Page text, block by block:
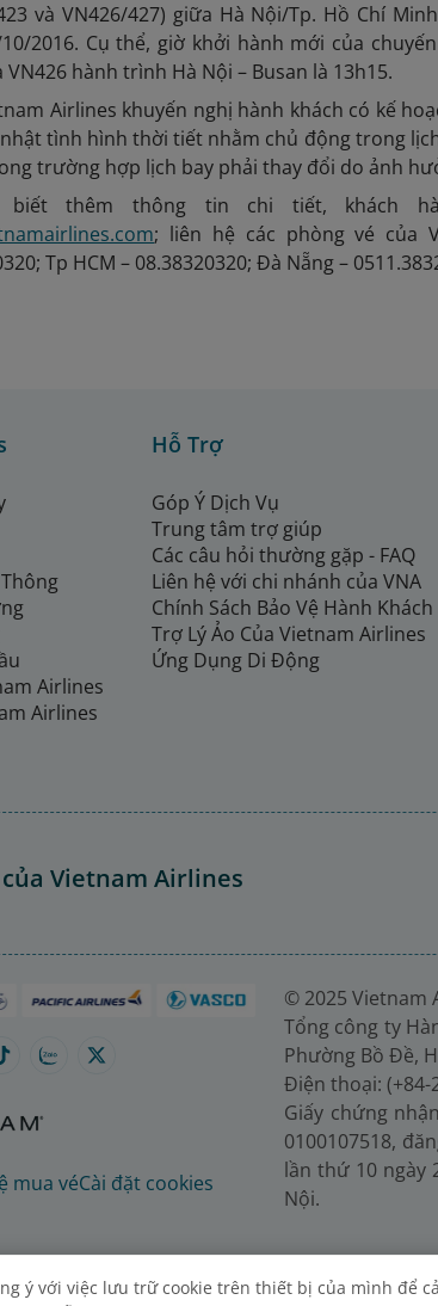
và VN426/427) giữa Hà Nội/Tp. Hồ Chí
2016. Cụ thể, giờ khởi hành mới của
VN426 hành trình Hà Nội – Busan là 13h15.
Airlines khuyến nghị hành khách có kế
tình hình thời tiết nhằm chủ động trong
trường hợp lịch bay phải thay đổi do ảnh
biết thêm thông tin chi tiết, khách
; liên hệ các phòng vé của
Tp HCM – 08.38320320; Đà Nẵng –
Airlines
Airlines
Hỗ Trợ
Góp Ý Dịch Vụ
Trung tâm trợ giúp
Các câu hỏi thường gặp - FAQ
Liên hệ với chi nhánh của VNA
Chính Sách Bảo Vệ Hành Khách
Trợ Lý Ảo Của Vietnam Airlines
Ứng Dụng Di Động
Vietnam Airlines
mua véCài đặt cookies
© 2025 Vietnam
Tổng công ty
Phường Bồ Đề,
Điện thoại: (+84-
Giấy chứng
0100107518,
lần thứ 10 ngày
Nội.
ý với việc lưu trữ cookie trên thiết bị của mình để